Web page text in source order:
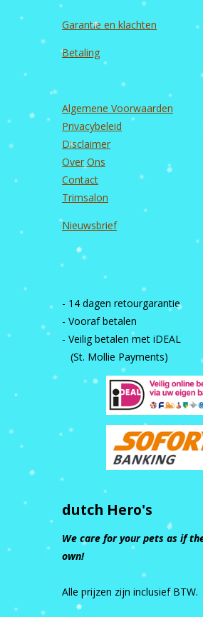
Garantie en klachten
Betaling
Algemene Voorwaarden
Privacybeleid
Disclaimer
Over Ons
Contact
Trimsalon
Nieuwsbrief
- 14 dagen retourgarantie
- Vooraf betalen
- Veilig betalen met iDEAL
(St. Mollie Payments)
dutch Hero's
We care for your pets as if
own!
Alle prijzen zijn inclusief BTW.